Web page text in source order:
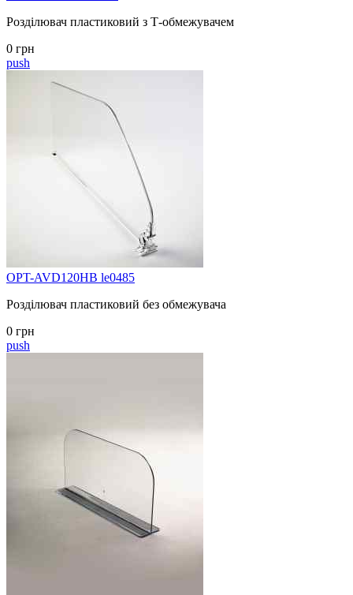
Розділювач пластиковий з Т-обмежувачем
0 грн
push
OPT-AVD120HB le0485
Розділювач пластиковий без обмежувача
0 грн
push